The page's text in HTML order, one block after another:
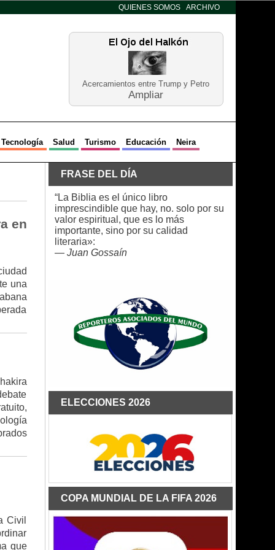
QUIENES SOMOS ARCHIVO
Acercamientos entre Trump y Petro
Ampliar
Tecnología Salud Turismo Educación Neira
en
una
Civil
que
FRASE DEL DÍA
“La Biblia es el único libro
imprescindible que hay, no. solo por su
valor espiritual, que es lo más
importante, sino por su calidad
literaria»:
— Juan Gossaín
ELECCIONES 2026
COPA MUNDIAL DE LA FIFA 2026